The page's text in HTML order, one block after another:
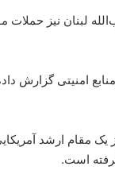
لبنان نیز حملات
منابع امنیتی
مقام ارشد
است.